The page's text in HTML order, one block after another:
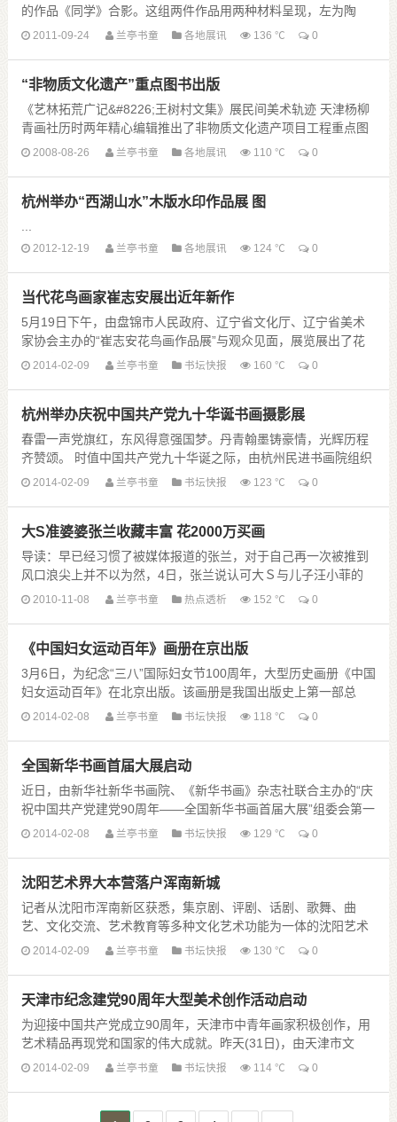
的作品《同学》合影。这组两件作品用两种材料呈现，左为陶
塑，右为铜铸。新华网图片 龚文谟 摄 新华网纽约......
2011-09-24 兰亭书童 各地展讯 136 ℃ 0
“非物质文化遗产”重点图书出版
《艺林拓荒广记&#8226;王树村文集》展民间美术轨迹 天津杨柳
青画社历时两年精心编辑推出了非物质文化遗产项目工程重点图
书《艺林拓荒广记·王树村文集》。本书旁征博引、视角独特、论
2008-08-26 兰亭书童 各地展讯 110 ℃ 0
杭州举办“西湖山水”木版水印作品展 图
2012-12-19 兰亭书童 各地展讯 124 ℃ 0
当代花鸟画家崔志安展出近年新作
5月19日下午，由盘锦市人民政府、辽宁省文化厅、辽宁省美术
家协会主办的“崔志安花鸟画作品展”与观众见面，展览展出了花
鸟画家崔志安先生近年来创作的花鸟画精品60余幅。 崔志安，
2014-02-09 兰亭书童 书坛快报 160 ℃ 0
杭州举办庆祝中国共产党九十华诞书画摄影展
春雷一声党旗红，东风得意强国梦。丹青翰墨铸豪情，光辉历程
齐赞颂。 时值中国共产党九十华诞之际，由杭州民进书画院组织
承办为期一周的“庆祝中国共产党九十华诞书画摄影展”于日前，
2014-02-09 兰亭书童 书坛快报 123 ℃ 0
大S准婆婆张兰收藏丰富 花2000万买画
导读：早已经习惯了被媒体报道的张兰，对于自己再一次被推到
风口浪尖上并不以为然，4日，张兰说认可大Ｓ与儿子汪小菲的
“姐弟恋”，“缘分到了，怎么快都是正常的”，依旧......
2010-11-08 兰亭书童 热点透析 152 ℃ 0
《中国妇女运动百年》画册在京出版
3月6日，为纪念“三八”国际妇女节100周年，大型历史画册《中国
妇女运动百年》在北京出版。该画册是我国出版史上第一部总
结、反映我国广大妇女在党的领导下觉醒、奋争，积极投身革命
2014-02-08 兰亭书童 书坛快报 118 ℃ 0
全国新华书画首届大展启动
近日，由新华社新华书画院、《新华书画》杂志社联合主办的“庆
祝中国共产党建党90周年——全国新华书画首届大展”组委会第一
次会议，在首都人民大会堂举行。军事科学院原院长刘精松上
2014-02-08 兰亭书童 书坛快报 129 ℃ 0
沈阳艺术界大本营落户浑南新城
记者从沈阳市浑南新区获悉，集京剧、评剧、话剧、歌舞、曲
艺、文化交流、艺术教育等多种文化艺术功能为一体的沈阳艺术
大厦，８日在浑南新城举行奠基仪式。这座节能环保的现代化大
2014-02-09 兰亭书童 书坛快报 130 ℃ 0
天津市纪念建党90周年大型美术创作活动启动
为迎接中国共产党成立90周年，天津市中青年画家积极创作，用
艺术精品再现党和国家的伟大成就。昨天(31日)，由天津市文
联，团市委，天津美院、天津画院、中共天津市委《支部生活》
2014-02-09 兰亭书童 书坛快报 114 ℃ 0